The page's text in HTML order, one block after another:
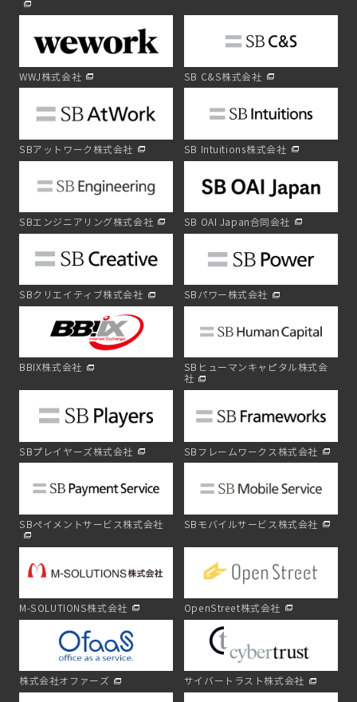
WWJ株式会社 SB C&S株式会社
SBアットワーク株式会社 SB Intuitions株式会社
SBエンジニアリング株式会社 SB OAI Japan合同会社
SBクリエイティブ株式会社 SBパワー株式会社
BBIX株式会社
SBヒューマンキャピタル株式会
社
SBプレイヤーズ株式会社 SBフレームワークス株式会社
SBペイメントサービス株式会社 SBモバイルサービス株式会社
M-SOLUTIONS株式会社 OpenStreet株式会社
株式会社オファーズ サイバートラスト株式会社